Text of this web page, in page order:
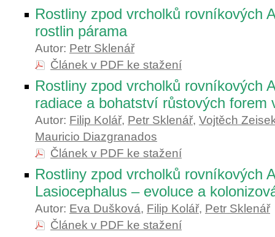
Rostliny zpod vrcholků rovníkových
rostlin párama
Autor: Petr Sklenář
Článek v PDF ke stažení
Rostliny zpod vrcholků rovníkových
radiace a bohatství růstových forem
Autor: Filip Kolář, Petr Sklenář, Vojtěch
Mauricio Diazgranados
Článek v PDF ke stažení
Rostliny zpod vrcholků rovníkových
Lasiocephalus – evoluce a
Autor: Eva Dušková, Filip Kolář, Petr Sklenář
Článek v PDF ke stažení